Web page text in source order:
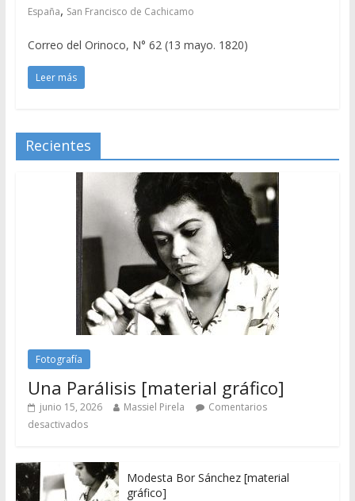
España, San Francisco de Cachicamo
Correo del Orinoco, N° 62 (13 mayo. 1820)
Leer más
Recientes
Fotografía
Una Parálisis [material gráfico]
junio 15, 2026 Massiel Pirela
Comentarios
desactivados
Modesta Bor Sánchez [material
gráfico]